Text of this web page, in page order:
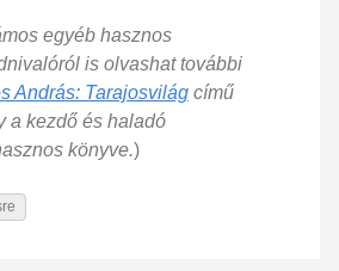
egyéb hasznos
is olvashat további
András: Tarajosvilág című
a kezdő és haladó
könyve.)